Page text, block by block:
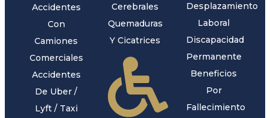
Accidentes
Con
Camiones
Comerciales
Accidentes
De Uber /
Lyft / Taxi
Cerebrales
Quemaduras
Y Cicatrices
Desplazamiento
Laboral
Discapacidad
Permanente
Beneficios
Por
Fallecimiento